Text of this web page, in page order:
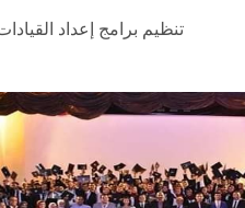
تنظيم برامج إعداد